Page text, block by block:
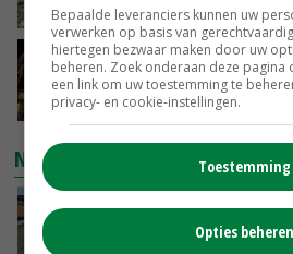
VANDAAG, 14:59
Spontane
Apeldoorn zetten de
VANDAAG, 14:48
NIEUWSTE VIDEO'S
Droogte veroorzaakt
‘Bassin afgelopen
Bepaalde leveranciers kunnen uw
verwerken op basis van
hiertegen bezwaar maken door uw
beheren. Zoek onderaan deze pagina
een link om uw toestemming te
privacy- en cookie-instellingen.
Toestemming
Opties beheren